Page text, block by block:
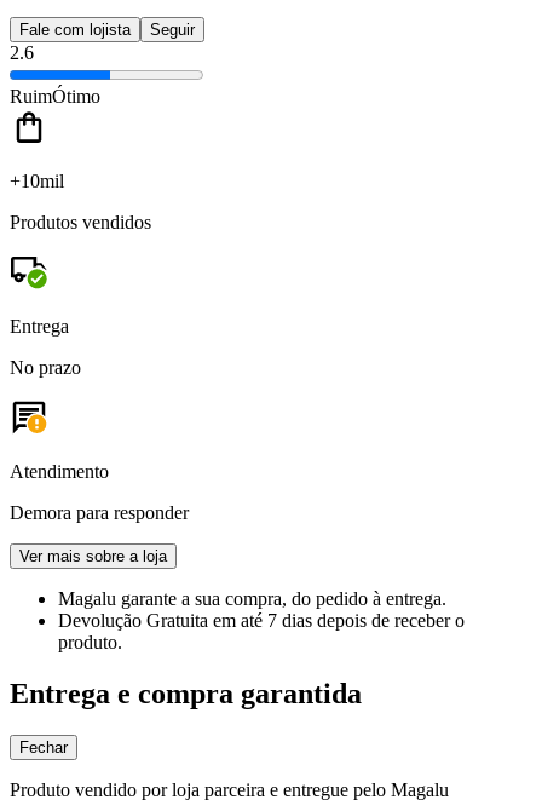
Fale com lojista Seguir
2.6
RuimÓtimo
+10mil
Produtos vendidos
Entrega
No prazo
Atendimento
Demora para responder
Ver mais sobre a loja
Magalu garante a sua compra, do pedido à entrega.
Devolução Gratuita em até 7 dias depois de receber o
produto.
Entrega e compra garantida
Fechar
Produto vendido por loja parceira e entregue pelo Magalu